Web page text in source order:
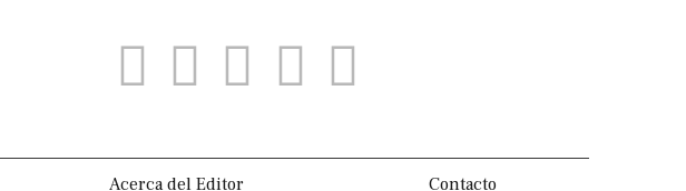
Acerca del Editor Contacto